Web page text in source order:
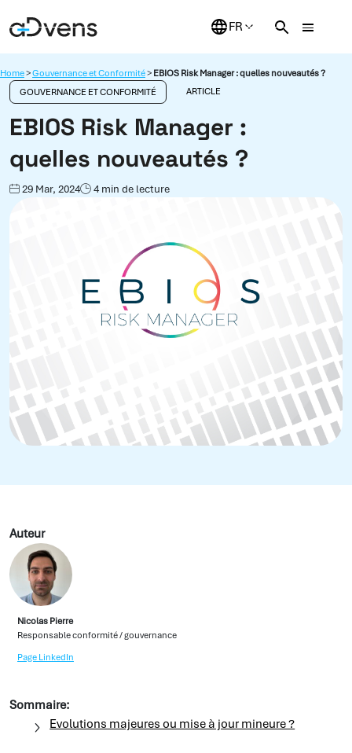
au
Home>Gouvernance et Conformité> EBIOS Risk Manager : quelles nouveautés ?
GOUVERNANCE ET CONFORMITÉ
ARTICLE
EBIOS Risk Manager :
quelles nouveautés ?
29 Mar, 2024 4 min de lecture
Auteur
Nicolas Pierre
Responsable conformité / gouvernance
Page LinkedIn
Sommaire:
Evolutions majeures ou mise à jour mineure ?